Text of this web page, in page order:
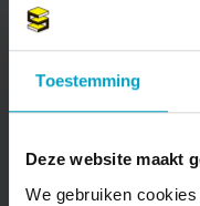
Toestemming
Deze website maakt
We gebruiken
Bouw